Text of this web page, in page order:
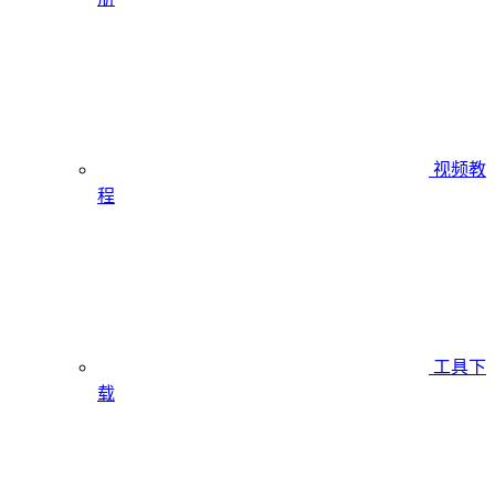
视频教
程
工具下
载